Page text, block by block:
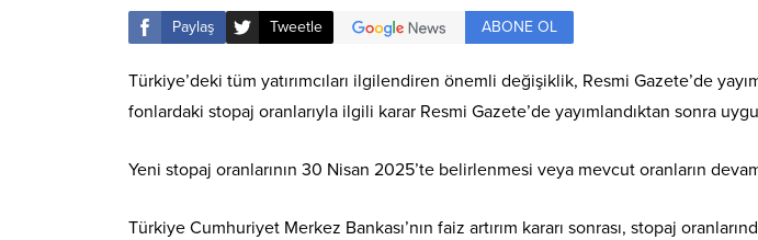
Paylaş Tweetle ABONE OL
Türkiye’deki tüm yatırımcıları ilgilendiren önemli değişiklik, Resmi Gazete’de
fonlardaki stopaj oranlarıyla ilgili karar Resmi Gazete’de yayımlandıktan sonra
Yeni stopaj oranlarının 30 Nisan 2025’te belirlenmesi veya mevcut oranların
Türkiye Cumhuriyet Merkez Bankası’nın faiz artırım kararı sonrası, stopaj